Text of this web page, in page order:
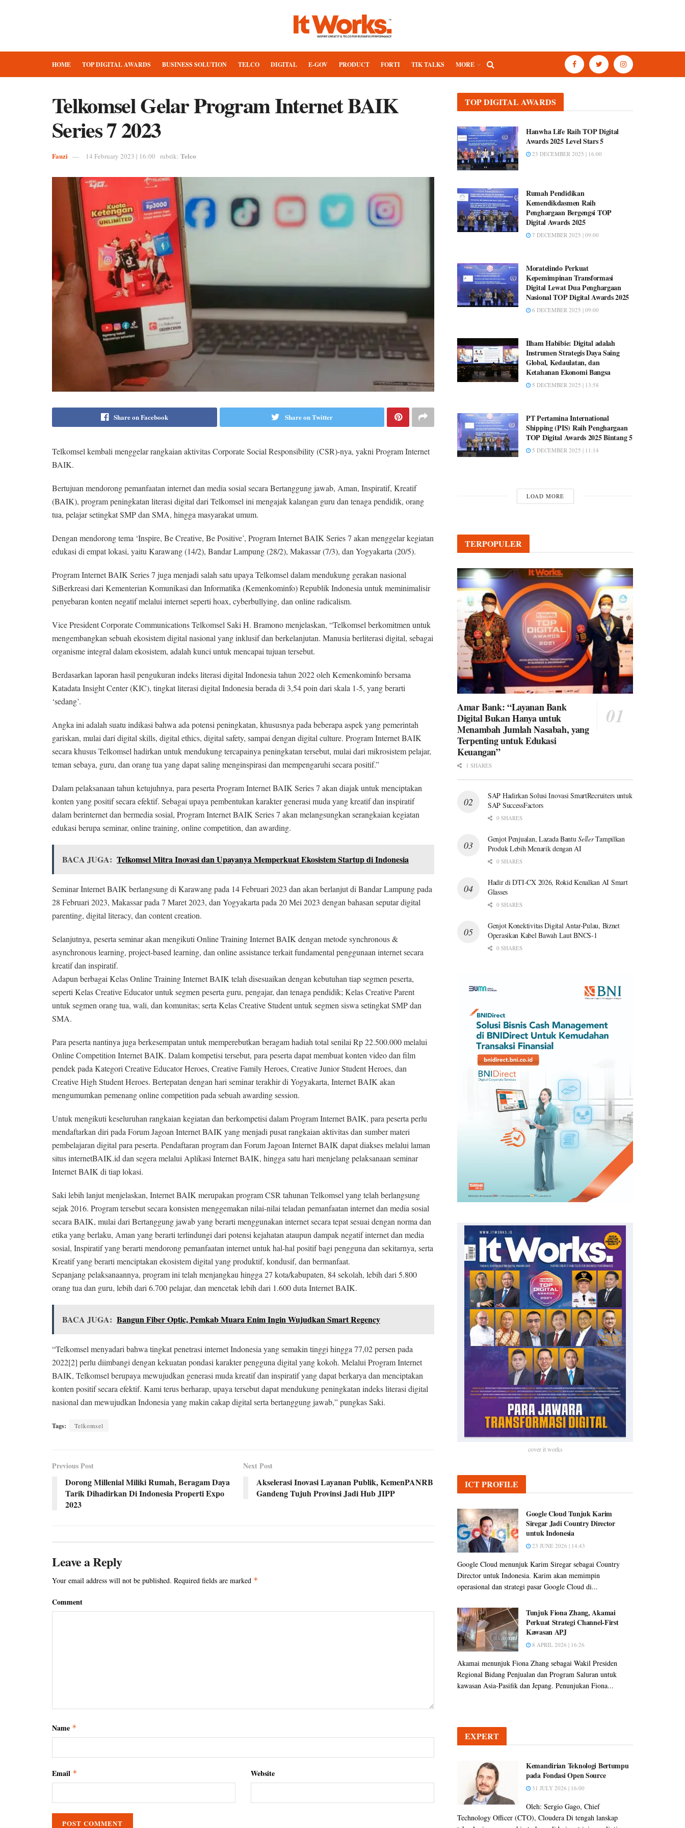
HOME TOP DIGITAL AWARDS BUSINESS SOLUTION TELCO DIGITAL E-GOV PRODUCT FORTI TIK TALKS MORE
Telkomsel Gelar Program Internet BAIK
Series 7 2023
Fauzi 14 February 2023 | 16:00 rubrik: Telco
Share on Facebook Share on Twitter
Telkomsel kembali menggelar rangkaian aktivitas Corporate Social Responsibility (CSR)-nya, yakni Program Internet
BAIK.
Bertujuan mendorong pemanfaatan internet dan media sosial secara Bertanggung jawab, Aman, Inspiratif, Kreatif
(BAIK), program peningkatan literasi digital dari Telkomsel ini mengajak kalangan guru dan tenaga pendidik, orang
tua, pelajar setingkat SMP dan SMA, hingga masyarakat umum.
Dengan mendorong tema ‘Inspire, Be Creative, Be Positive’, Program Internet BAIK Series 7 akan menggelar kegiatan
edukasi di empat lokasi, yaitu Karawang (14/2), Bandar Lampung (28/2), Makassar (7/3), dan Yogyakarta (20/5).
Program Internet BAIK Series 7 juga menjadi salah satu upaya Telkomsel dalam mendukung gerakan nasional
SiBerkreasi dari Kementerian Komunikasi dan Informatika (Kemenkominfo) Republik Indonesia untuk meminimalisir
penyebaran konten negatif melalui internet seperti hoax, cyberbullying, dan online radicalism.
Vice President Corporate Communications Telkomsel Saki H. Bramono menjelaskan, “Telkomsel berkomitmen untuk
mengembangkan sebuah ekosistem digital nasional yang inklusif dan berkelanjutan. Manusia berliterasi digital, sebagai
organisme integral dalam ekosistem, adalah kunci untuk mencapai tujuan tersebut.
Berdasarkan laporan hasil pengukuran indeks literasi digital Indonesia tahun 2022 oleh Kemenkominfo bersama
Katadata Insight Center (KIC), tingkat literasi digital Indonesia berada di 3,54 poin dari skala 1-5, yang berarti
‘sedang’.
Angka ini adalah suatu indikasi bahwa ada potensi peningkatan, khususnya pada beberapa aspek yang pemerintah
gariskan, mulai dari digital skills, digital ethics, digital safety, sampai dengan digital culture. Program Internet BAIK
secara khusus Telkomsel hadirkan untuk mendukung tercapainya peningkatan tersebut, mulai dari mikrosistem pelajar,
teman sebaya, guru, dan orang tua yang dapat saling menginspirasi dan mempengaruhi secara positif.”
Dalam pelaksanaan tahun ketujuhnya, para peserta Program Internet BAIK Series 7 akan diajak untuk menciptakan
konten yang positif secara efektif. Sebagai upaya pembentukan karakter generasi muda yang kreatif dan inspiratif
dalam berinternet dan bermedia sosial, Program Internet BAIK Series 7 akan melangsungkan serangkaian kegiatan
edukasi berupa seminar, online training, online competition, dan awarding.
BACA JUGA: Telkomsel Mitra Inovasi dan Upayanya Memperkuat Ekosistem Startup di Indonesia
Seminar Internet BAIK berlangsung di Karawang pada 14 Februari 2023 dan akan berlanjut di Bandar Lampung pada
28 Februari 2023, Makassar pada 7 Maret 2023, dan Yogyakarta pada 20 Mei 2023 dengan bahasan seputar digital
parenting, digital literacy, dan content creation.
Selanjutnya, peserta seminar akan mengikuti Online Training Internet BAIK dengan metode synchronous &
asynchronous learning, project-based learning, dan online assistance terkait fundamental penggunaan internet secara
kreatif dan inspiratif.
Adapun berbagai Kelas Online Training Internet BAIK telah disesuaikan dengan kebutuhan tiap segmen peserta,
seperti Kelas Creative Educator untuk segmen peserta guru, pengajar, dan tenaga pendidik; Kelas Creative Parent
untuk segmen orang tua, wali, dan komunitas; serta Kelas Creative Student untuk segmen siswa setingkat SMP dan
SMA.
Para peserta nantinya juga berkesempatan untuk memperebutkan beragam hadiah total senilai Rp 22.500.000 melalui
Online Competition Internet BAIK. Dalam kompetisi tersebut, para peserta dapat membuat konten video dan film
pendek pada Kategori Creative Educator Heroes, Creative Family Heroes, Creative Junior Student Heroes, dan
Creative High Student Heroes. Bertepatan dengan hari seminar terakhir di Yogyakarta, Internet BAIK akan
mengumumkan pemenang online competition pada sebuah awarding session.
Untuk mengikuti keseluruhan rangkaian kegiatan dan berkompetisi dalam Program Internet BAIK, para peserta perlu
mendaftarkan diri pada Forum Jagoan Internet BAIK yang menjadi pusat rangkaian aktivitas dan sumber materi
pembelajaran digital para peserta. Pendaftaran program dan Forum Jagoan Internet BAIK dapat diakses melalui laman
situs internetBAIK.id dan segera melalui Aplikasi Internet BAIK, hingga satu hari menjelang pelaksanaan seminar
Internet BAIK di tiap lokasi.
Saki lebih lanjut menjelaskan, Internet BAIK merupakan program CSR tahunan Telkomsel yang telah berlangsung
sejak 2016. Program tersebut secara konsisten menggemakan nilai-nilai teladan pemanfaatan internet dan media sosial
secara BAIK, mulai dari Bertanggung jawab yang berarti menggunakan internet secara tepat sesuai dengan norma dan
etika yang berlaku, Aman yang berarti terlindungi dari potensi kejahatan ataupun dampak negatif internet dan media
sosial, Inspiratif yang berarti mendorong pemanfaatan internet untuk hal-hal positif bagi pengguna dan sekitarnya, serta
Kreatif yang berarti menciptakan ekosistem digital yang produktif, kondusif, dan bermanfaat.
Sepanjang pelaksanaannya, program ini telah menjangkau hingga 27 kota/kabupaten, 84 sekolah, lebih dari 5.800
orang tua dan guru, lebih dari 6.700 pelajar, dan mencetak lebih dari 1.600 duta Internet BAIK.
BACA JUGA: Bangun Fiber Optic, Pemkab Muara Enim Ingin Wujudkan Smart Regency
“Telkomsel menyadari bahwa tingkat penetrasi internet Indonesia yang semakin tinggi hingga 77,02 persen pada
2022[2] perlu diimbangi dengan kekuatan pondasi karakter pengguna digital yang kokoh. Melalui Program Internet
BAIK, Telkomsel berupaya mewujudkan generasi muda kreatif dan inspiratif yang dapat berkarya dan menciptakan
konten positif secara efektif. Kami terus berharap, upaya tersebut dapat mendukung peningkatan indeks literasi digital
nasional dan mewujudkan Indonesia yang makin cakap digital serta bertanggung jawab,” pungkas Saki.
Tags: Telkomsel
Previous Post
Dorong Millenial Miliki Rumah, Beragam Daya
Tarik Dihadirkan Di Indonesia Properti Expo
2023
Next Post
Akselerasi Inovasi Layanan Publik, KemenPANRB
Gandeng Tujuh Provinsi Jadi Hub JIPP
Leave a Reply
Your email address will not be published. Required fields are marked *
Comment
Name *
Email * Website
TOP DIGITAL AWARDS
Hanwha Life Raih TOP Digital
Awards 2025 Level Stars 5
23 DECEMBER 2025 | 16:00
Rumah Pendidikan
Kemendikdasmen Raih
Penghargaan Bergengsi TOP
Digital Awards 2025
7 DECEMBER 2025 | 09:00
Moratelindo Perkuat
Kepemimpinan Transformasi
Digital Lewat Dua Penghargaan
Nasional TOP Digital Awards 2025
6 DECEMBER 2025 | 09:00
Ilham Habibie: Digital adalah
Instrumen Strategis Daya Saing
Global, Kedaulatan, dan
Ketahanan Ekonomi Bangsa
5 DECEMBER 2025 | 13:58
PT Pertamina International
Shipping (PIS) Raih Penghargaan
TOP Digital Awards 2025 Bintang 5
5 DECEMBER 2025 | 11:14
LOAD MORE
TERPOPULER
Amar Bank: “Layanan Bank
Digital Bukan Hanya untuk
Menambah Jumlah Nasabah, yang
Terpenting untuk Edukasi
Keuangan”
1 SHARES
SAP Hadirkan Solusi Inovasi SmartRecruiters untuk
SAP SuccessFactors
0 SHARES
Genjot Penjualan, Lazada BantuSellerTampilkan
Produk Lebih Menarik dengan AI
0 SHARES
Hadir di DTI-CX 2026, Rokid Kenalkan AI Smart
Glasses
0 SHARES
Genjot Konektivitas Digital Antar-Pulau, Biznet
Operasikan Kabel Bawah Laut BNCS-1
0 SHARES
cover it works
ICT PROFILE
Google Cloud Tunjuk Karim
Siregar Jadi Country Director
untuk Indonesia
23 JUNE 2026 | 14:43
Google Cloud menunjuk Karim Siregar sebagai Country
Director untuk Indonesia. Karim akan memimpin
operasional dan strategi pasar Google Cloud di...
Tunjuk Fiona Zhang, Akamai
Perkuat Strategi Channel-First
Kawasan APJ
8 APRIL 2026 | 16:26
Akamai menunjuk Fiona Zhang sebagai Wakil Presiden
Regional Bidang Penjualan dan Program Saluran untuk
kawasan Asia-Pasifik dan Jepang. Penunjukan Fiona...
EXPERT
Kemandirian Teknologi Bertumpu
pada Fondasi Open Source
31 JULY 2026 | 16:00
Oleh: Sergio Gago, Chief
Technology Officer (CTO), Cloudera Di tengah lanskap